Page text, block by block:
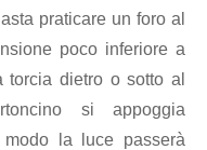
praticare un foro al
poco inferiore a
dietro o sotto al
si appoggia
la luce passerà